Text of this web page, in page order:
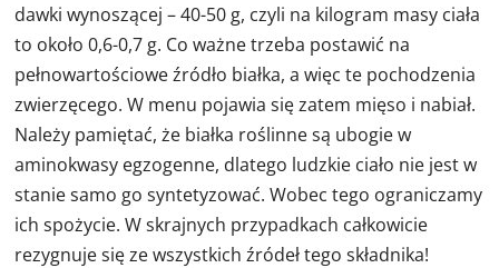
dawki wynoszącej – 40-50 g, czyli na kilogram masy ciała
to około 0,6-0,7 g. Co ważne trzeba postawić na
pełnowartościowe źródło białka, a więc te pochodzenia
zwierzęcego. W menu pojawia się zatem mięso i nabiał.
Należy pamiętać, że białka roślinne są ubogie w
aminokwasy egzogenne, dlatego ludzkie ciało nie jest w
stanie samo go syntetyzować. Wobec tego ograniczamy
ich spożycie. W skrajnych przypadkach całkowicie
rezygnuje się ze wszystkich źródeł tego składnika!